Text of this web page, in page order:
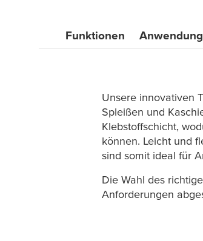
Lösungen
Funktionen
Unsere innovativen
Spleißen und
Klebstoffschicht,
können. Leicht und
sind somit ideal für
Die Wahl des
Anforderungen